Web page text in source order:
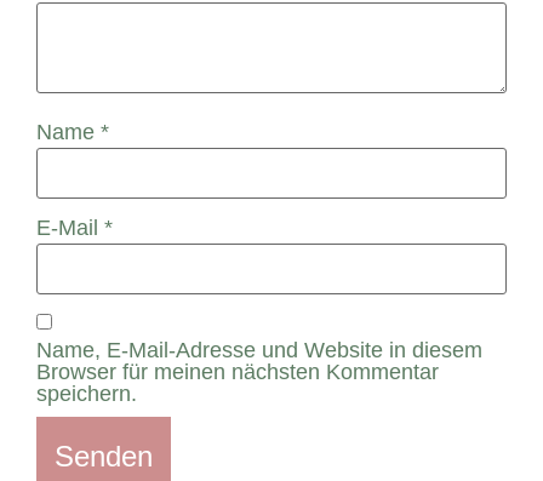
Name *
E-Mail *
Name, E-Mail-Adresse und Website in diesem
Browser für meinen nächsten Kommentar
speichern.